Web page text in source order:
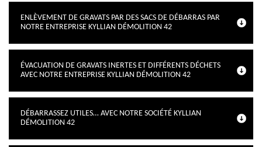
ENLÈVEMENT DE GRAVATS PAR DES SACS DE DÉBARRAS PAR
NOTRE ENTREPRISE KYLLIAN DÉMOLITION 42
ÉVACUATION DE GRAVATS INERTES ET DIFFÉRENTS DÉCHETS
AVEC NOTRE ENTREPRISE KYLLIAN DÉMOLITION 42
DÉBARRASSEZ UTILES… AVEC NOTRE SOCIÉTÉ KYLLIAN
DÉMOLITION 42